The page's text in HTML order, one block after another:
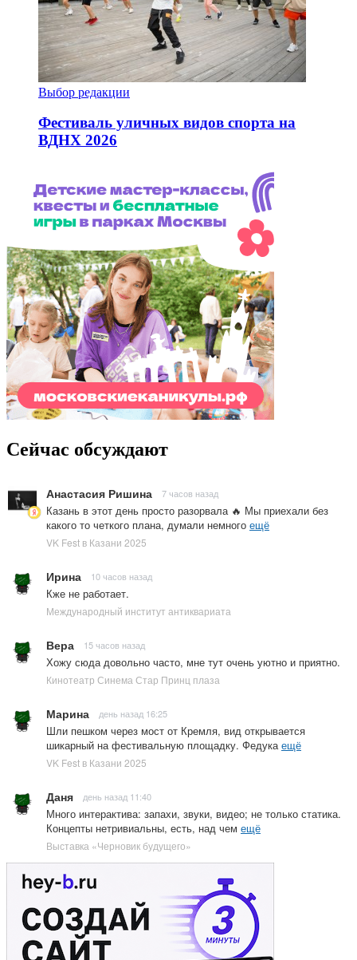
Выбор редакции
Фестиваль уличных видов спорта на
ВДНХ 2026
Сейчас обсуждают
Анастасия Ришина 7 часов назад
Казань в этот день просто разорвала 🔥 Мы приехали без
какого то четкого плана, думали немного ещё
VK Fest в Казани 2025
Ирина 10 часов назад
Кже не работает.
Международный институт антиквариата
Вера 15 часов назад
Хожу сюда довольно часто, мне тут очень уютно и приятно.
Кинотеатр Синема Стар Принц плаза
Марина день назад 16:25
Шли пешком через мост от Кремля, вид открывается
шикарный на фестивальную площадку. Федукаещё
VK Fest в Казани 2025
Даня день назад 11:40
Много интерактива: запахи, звуки, видео; не только статика.
Концепты нетривиальны, есть, над чем ещё
Выставка «Черновик будущего»